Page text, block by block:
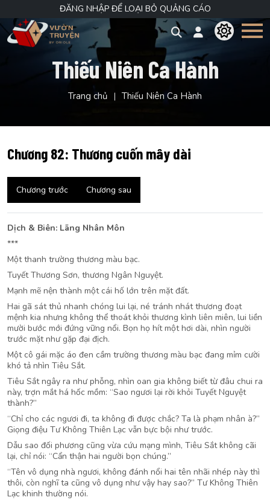
ĐĂNG NHẬP ĐỂ LOẠI BỎ QUẢNG CÁO
Thiếu Niên Ca Hành
Trang chủ Thiếu Niên Ca Hành
Chương 82: Thương cuốn mây dài
Chương trước Chương sau
Dịch & Biên: Lãng Nhân Môn
***
Một thanh trường thương màu bạc.
Tuyết Thương Sơn, thương Ngân Nguyệt.
Mạnh mẽ nện thành một cái hố lớn trên mặt đất.
Hai gã sát thủ nhanh chóng lui lại, né tránh nhát thương đoạt
mệnh kia nhưng không thể thoát khỏi thương kình liên miên, lui liền
mười bước mới đứng vững nổi. Bọn họ hít một hơi dài, nhìn người
trước mặt như gặp đại địch.
Một cô gái mặc áo đen cầm trường thương màu bạc đang mỉm cười
khó tả nhìn Tiêu Sắt.
Tiêu Sắt ngây ra như phỗng, nhìn oan gia không biết từ đâu chui ra
này, trợn mắt há hốc mồm: “Sao ngươi lại rời khỏi Tuyết Nguyệt
thành?”
“Chỉ cho các ngươi đi, ta không đi được chắc? Ta là phạm nhân à?”
Giọng điệu Tư Không Thiên Lạc vẫn bực bội như trước.
Dẫu sao đối phương cũng vừa cứu mạng mình, Tiêu Sắt không cãi
lại, chỉ nói: “Cẩn thận hai người bọn chúng.”
“Tên vô dụng nhà ngươi, không đánh nổi hai tên nhãi nhép này thì
thôi, còn nghĩ ta cũng vô dụng như vậy hay sao?” Tư Không Thiên
Lạc khinh thường nói.